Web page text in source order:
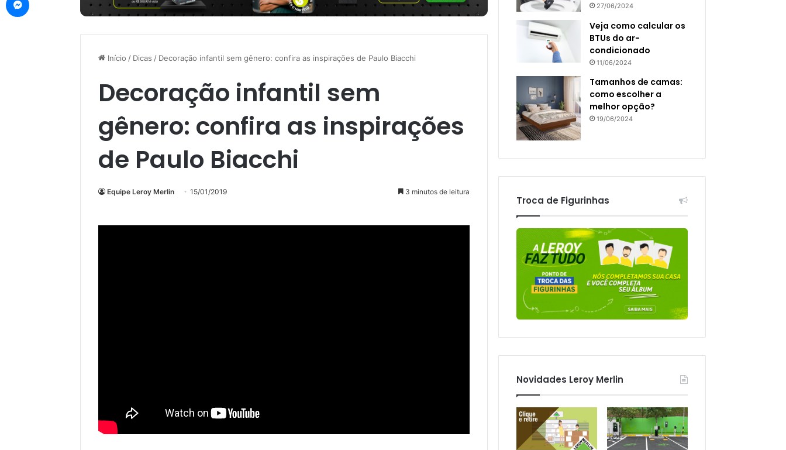
Início / Dicas / Decoração infantil sem gênero: confira as inspirações de Paulo Biacchi
Decoração infantil sem
gênero: confira as inspirações
de Paulo Biacchi
Equipe Leroy Merlin 15/01/2019 3 minutos de leitura
27/06/2024
Veja como calcular os
BTUs do ar-
condicionado
11/06/2024
Tamanhos de camas:
como escolher a
melhor opção?
19/06/2024
Troca de Figurinhas
Novidades Leroy Merlin